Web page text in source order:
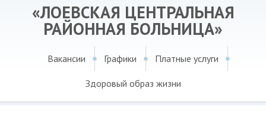
«ЛОЕВСКАЯ ЦЕНТРАЛЬНАЯ
РАЙОННАЯ БОЛЬНИЦА»
Вакансии Графики Платные услуги
Здоровый образ жизни